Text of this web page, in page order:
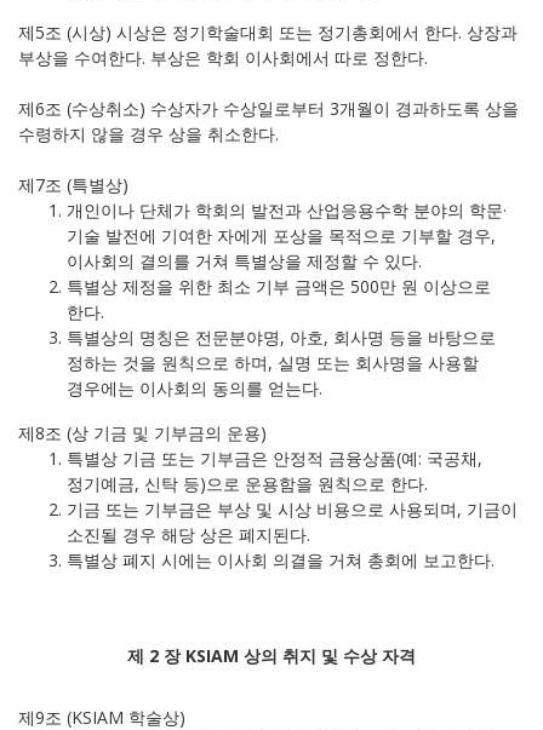
제5조 (시상) 시상은 정기학술대회 또는 정기총회에서 한다. 상장과
부상을 수여한다. 부상은 학회 이사회에서 따로 정한다.
제6조 (수상취소) 수상자가 수상일로부터 3개월이 경과하도록 상을
수령하지 않을 경우 상을 취소한다.
제7조 (특별상)
개인이나 단체가 학회의 발전과 산업응용수학 분야의 학문·
기술 발전에 기여한 자에게 포상을 목적으로 기부할 경우,
이사회의 결의를 거쳐 특별상을 제정할 수 있다.
특별상 제정을 위한 최소 기부 금액은 500만 원 이상으로
한다.
특별상의 명칭은 전문분야명, 아호, 회사명 등을 바탕으로
정하는 것을 원칙으로 하며, 실명 또는 회사명을 사용할
경우에는 이사회의 동의를 얻는다.
제8조 (상 기금 및 기부금의 운용)
특별상 기금 또는 기부금은 안정적 금융상품(예: 국공채,
정기예금, 신탁 등)으로 운용함을 원칙으로 한다.
기금 또는 기부금은 부상 및 시상 비용으로 사용되며, 기금이
소진될 경우 해당 상은 폐지된다.
특별상 폐지 시에는 이사회 의결을 거쳐 총회에 보고한다.
제 2 장 KSIAM 상의 취지 및 수상 자격
제9조 (KSIAM 학술상)